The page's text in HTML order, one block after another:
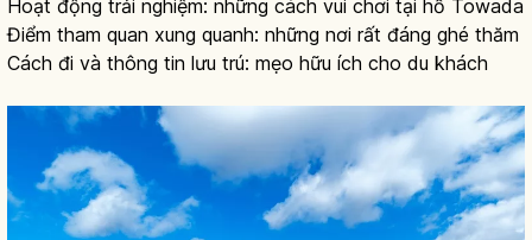
Hoạt động trải nghiệm: những cách vui chơi tại hồ Towada
Điểm tham quan xung quanh: những nơi rất đáng ghé thăm
Cách đi và thông tin lưu trú: mẹo hữu ích cho du khách